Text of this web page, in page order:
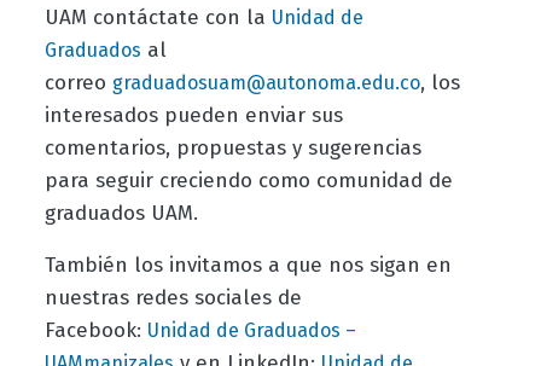
UAM contáctate con la Unidad de
Graduados al
correo graduadosuam@autonoma.edu.co, los
interesados pueden enviar sus
comentarios, propuestas y sugerencias
para seguir creciendo como comunidad de
graduados UAM.
También los invitamos a que nos sigan en
nuestras redes sociales de
Facebook: Unidad de Graduados –